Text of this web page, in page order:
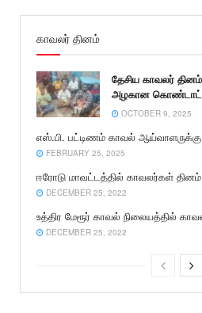
காவலர் தினம்
தேசிய காவலர்
அழகான
OCTOBER 9, 2025
எஸ்.பி. பட்டிணம் காவல்
FEBRUARY 25, 2025
ஈரோடு மாவட்டத்தில் காவலர்கள் தினம்
DECEMBER 25, 2022
உத்திர மேரூர் காவல் நிலையத்தில்
DECEMBER 25, 2022